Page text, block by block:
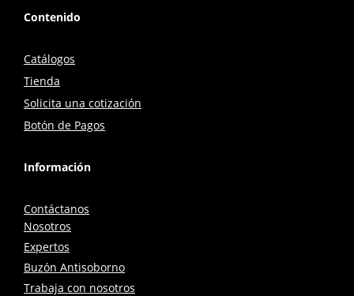
Contenido
Catálogos
Tienda
Solicita una cotización
Botón de Pagos
Información
Contáctanos
Nosotros
Expertos
Buzón Antisoborno
Trabaja con nosotros